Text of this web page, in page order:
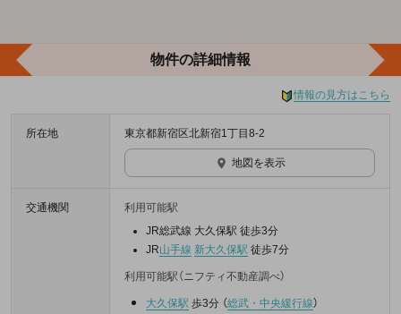
物件の詳細情報
情報の見方はこちら
所在地 東京都新宿区北新宿1丁目8-2
地図を表示
交通機関
利用可能駅
JR総武線 大久保駅 徒歩3分
JR山手線 新大久保駅 徒歩7分
利用可能駅（ニフティ不動産調べ）
大久保駅 歩3分 （総武・中央緩行線）